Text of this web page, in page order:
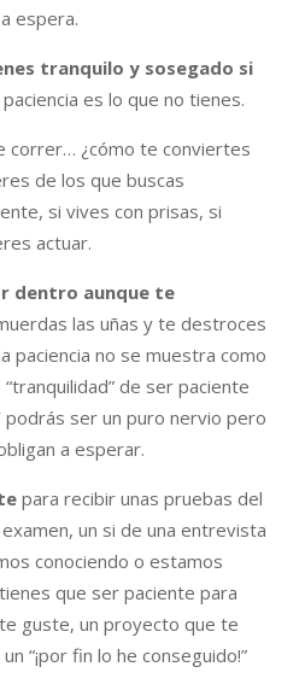
espera.
tranquilo y sosegado si
paciencia es lo que no tienes.
correr… ¿cómo te conviertes
de los que buscas
si vives con prisas, si
actuar.
dentro aunque te
las uñas y te destroces
paciencia no se muestra como
de ser paciente
ser un puro nervio pero
a esperar.
para recibir unas pruebas del
un si de una entrevista
conociendo o estamos
que ser paciente para
guste, un proyecto que te
“¡por fin lo he conseguido!”